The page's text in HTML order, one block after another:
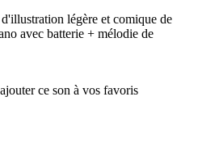
légère et comique de
avec batterie + mélodie de